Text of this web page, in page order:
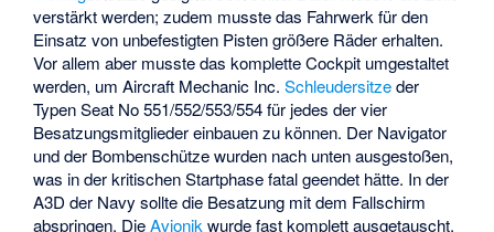
verstärkt werden; zudem musste das Fahrwerk für den
Einsatz von unbefestigten Pisten größere Räder erhalten.
Vor allem aber musste das komplette Cockpit umgestaltet
werden, um Aircraft Mechanic Inc.Schleudersitzeder
Typen Seat No 551/552/553/554 für jedes der vier
Besatzungsmitglieder einbauen zu können. Der Navigator
und der Bombenschütze wurden nach unten ausgestoßen,
was in der kritischen Startphase fatal geendet hätte. In der
A3D der Navy sollte die Besatzung mit dem Fallschirm
abspringen. DieAvionik wurde fast komplett ausgetauscht.